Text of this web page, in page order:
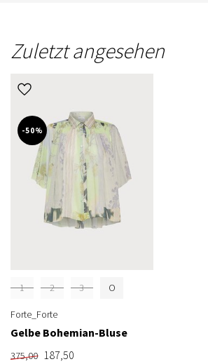
Zuletzt angesehen
-50%
1 2 3 O
Forte_Forte
Gelbe Bohemian-Bluse
375,00 187,50